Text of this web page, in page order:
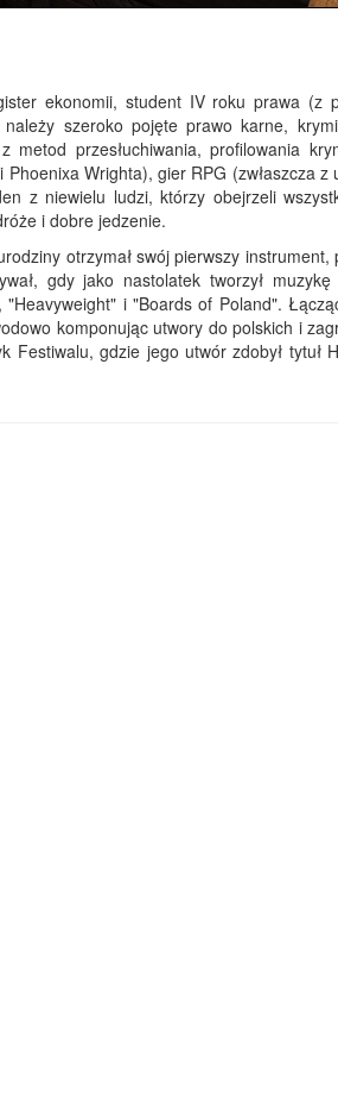
ekonomii, student IV roku prawa (z
szeroko pojęte prawo karne,
przesłuchiwania, profilowania
Wrighta), gier RPG (zwłaszcza z
z niewielu ludzi, którzy obejrzeli
i dobre jedzenie.
otrzymał swój pierwszy instrument,
gdy jako nastolatek tworzył
i "Boards of Poland".
komponując utwory do polskich i
Festiwalu, gdzie jego utwór zdobył tytuł